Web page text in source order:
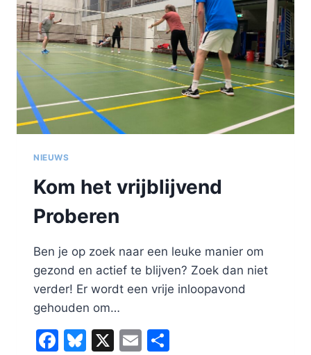
NIEUWS
Kom het vrijblijvend
Proberen
Ben je op zoek naar een leuke manier om
gezond en actief te blijven? Zoek dan niet
verder! Er wordt een vrije inloopavond
gehouden om…
Facebook
Bluesky
X Email